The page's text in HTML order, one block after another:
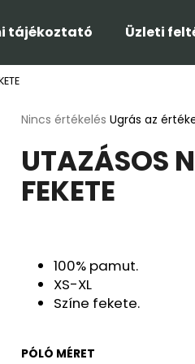
tájékoztató Üzleti
A
átlagos
értékelése
5-
ből
Nincs értékelés Ugrás az
UTAZÁSOS
FEKETE
100% pamut.
XS-XL
Színe fekete.
PÓLÓ MÉRET
KERESÉS